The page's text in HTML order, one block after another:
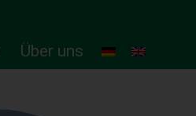
Über uns